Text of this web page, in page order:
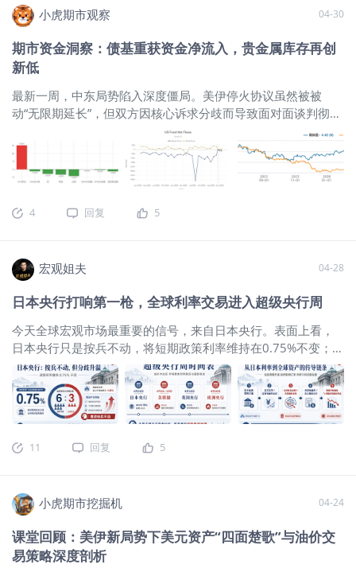
景下，当前标普500若要继续维持高位运行，仍需要盈利预期保
持稳定、流动性环境不明显收紧以及风险偏好维持在较高水平
共同支撑。$标普500
绪，这使得我原本做多远期9月WTI原油合约的头寸，回吐了一
法，因为从更长一些的视角来看，9月份原油期货价格继续上行
的趋势并没有被完全的破坏。目前从WTI原油期货合约的价格结
构上看，近月价格持续高企的结构仍然没有被短期内战争缓和
的消息打破。 $美国原油ETF(USO)$ $布油现金主连
2607(BZmain)$ $天然气主连 2606(NGmain)$<
小虎期市观察 04-30
期市资金洞察：债基重获资金净流入，贵金属库存再创
新低
最新一周，中东局势陷入深度僵局。美伊停火协议虽然被被
动“无限期延长”，但双方因核心诉求分歧而导致面对面谈判彻底
停滞。同时，就霍尔木兹海峡而言，实际通航量并未改善，能
源供应链风险依然高企。上周末的白宫枪击案虽然引发了巨大
的周末舆论轰动，但由于未造成核心政要伤亡，本周初开盘后
各类宏观资产并未受到实质性的恐慌抛售冲击。 截至2026年4
反复摇摆的环境下，单纯观察价格波动已不足以把握资产运行
美股、美债、原油、铜、铝及金银的最新变化。 1.美股与美
据显示： ICI简介（Investment Company Institute，美国投资
公司协会）成立于1940年，是美国基金行业最核心的协会机构
之一，其资金流数据在市场上被广泛视为观察美国公募基金申
赎变化的权威来源。 同时，ICI长期发布美国及全球受监管基金
资产和资金流统计，统计口径稳定、覆盖面广，也因此被券
商、研究机构和财经媒体大量引用。 美股资金净流出增加：截
至2026年4月22日当周，美国股票型基金单周净流出195.2亿美
元（占2月28日资产的0.1%），继续保持净流出，说明权益类
共同基金资金面仍偏弱，资金情绪尚未出现明显改善。 从边际
过，相比以往大幅流出阶段，当前流出规模虽有上升，但尚未
达到剧烈的程度。 美债资金重回净流入：截至2026年4月22日
当周，美国债券型基金单周净流入93.3亿美元（占2月28日资产
的0.2%），说明债券型共同基金资金面已初步恢复稳定并重新
获得资金青睐。 从边际变化来
4 回复 5
宏观姐夫 04-28
日本央行打响第一枪，全球利率交易进入超级央行周
今天全球宏观市场最重要的信号，来自日本央行。表面上看，
日本央行只是按兵不动，将短期政策利率维持在0.75%不变；但
真正值得关注的，是这次投票结果已经变成6比3，9名委员中有
3人主张直接加息至1.0%。这意味着，日本央行给出的并不是一
个简单的宽松信号，而是一个“鹰派按兵不动”：政策利率没有上
调，但内部对通胀压力的容忍度已经明显下降。 日本央行按兵
关键数字，其实不是0.75%，而是6比3。维持利率不变本身基
胀预期的背景下，日本作为能源进口国，很难完全忽视输入型
转向鸽派；更准确的理解是，增长压力让它选择暂时等待，但
通胀压力已经把加息选项更清晰地摆上桌面。 本周是油价冲击
11 回复 5
小虎期市挖掘机 04-24
课堂回顾：美伊新局势下美元资产“四面楚歌”与油价交
易策略深度剖析